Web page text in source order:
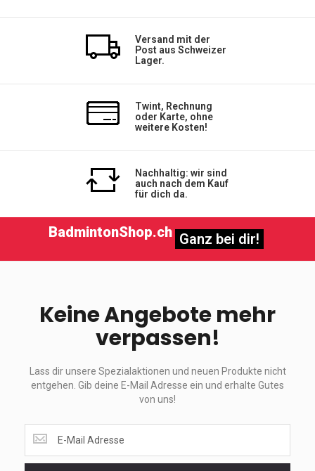
Versand mit der
Post aus Schweizer
Lager.
Twint, Rechnung
oder Karte, ohne
weitere Kosten!
Nachhaltig: wir sind
auch nach dem Kauf
für dich da.
BadmintonShop.ch Ganz bei dir!
Keine Angebote mehr
verpassen!
Lass dir unsere Spezialaktionen und neuen Produkte nicht
entgehen. Gib deine E-Mail Adresse ein und erhalte Gutes
von uns!
dir
unsere